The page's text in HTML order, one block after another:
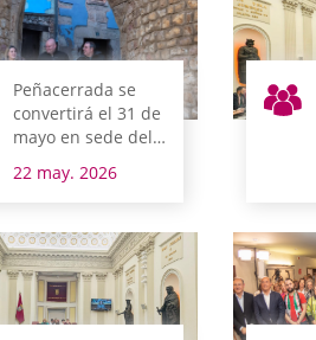
Peñacerrada se
convertirá el 31 de
mayo en sede del
con el Pleno de
22 may. 2026